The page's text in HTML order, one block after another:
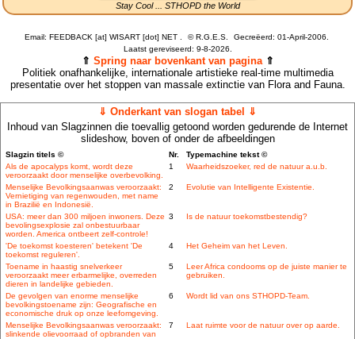
Stay Cool ... STHOPD the World
Email: FEEDBACK [at] WISART [dot] NET . ©R.G.E.S.
Gecreëerd: 01-April-2006.
Laatst gereviseerd: 9-8-2026.
⇑ Spring naar bovenkant van pagina⇑
Politiek onafhankelijke, internationale artistieke real-time multimedia
presentatie over het stoppen van massale extinctie van Flora and Fauna.
⇓ Onderkant van slogan tabel ⇓
Inhoud van Slagzinnen die toevallig getoond worden gedurende de Internet
slideshow, boven of onder de afbeeldingen
Slagzin titels © Nr.
Typemachine tekst ©
Als de apocalyps komt, wordt deze
veroorzaakt door menselijke overbevolking.
1 Waarheidszoeker, red de natuur a.u.b.
Menselijke Bevolkingsaanwas veroorzaakt:
Vernietiging van regenwouden, met name
in Brazilië en Indonesië.
2 Evolutie van Intelligente Existentie.
USA: meer dan 300 miljoen inwoners. Deze
bevolingsexplosie zal onbestuurbaar
worden. America ontbeert zelf-controle!
3 Is de natuur toekomstbestendig?
'De toekomst koesteren' betekent 'De
toekomst reguleren'.
4 Het Geheim van het Leven.
Toename in haastig snelverkeer
veroorzaakt meer erbarmelijke, overreden
dieren in landelijke gebieden.
5
Leer Africa condooms op de juiste manier te
gebruiken.
De gevolgen van enorme menselijke
bevolkingstoename zijn: Geografische en
economische druk op onze leefomgeving.
6 Wordt lid van ons STHOPD-Team.
Menselijke Bevolkingsaanwas veroorzaakt:
slinkende olievoorraad of opbranden van
7 Laat ruimte voor de natuur over op aarde.